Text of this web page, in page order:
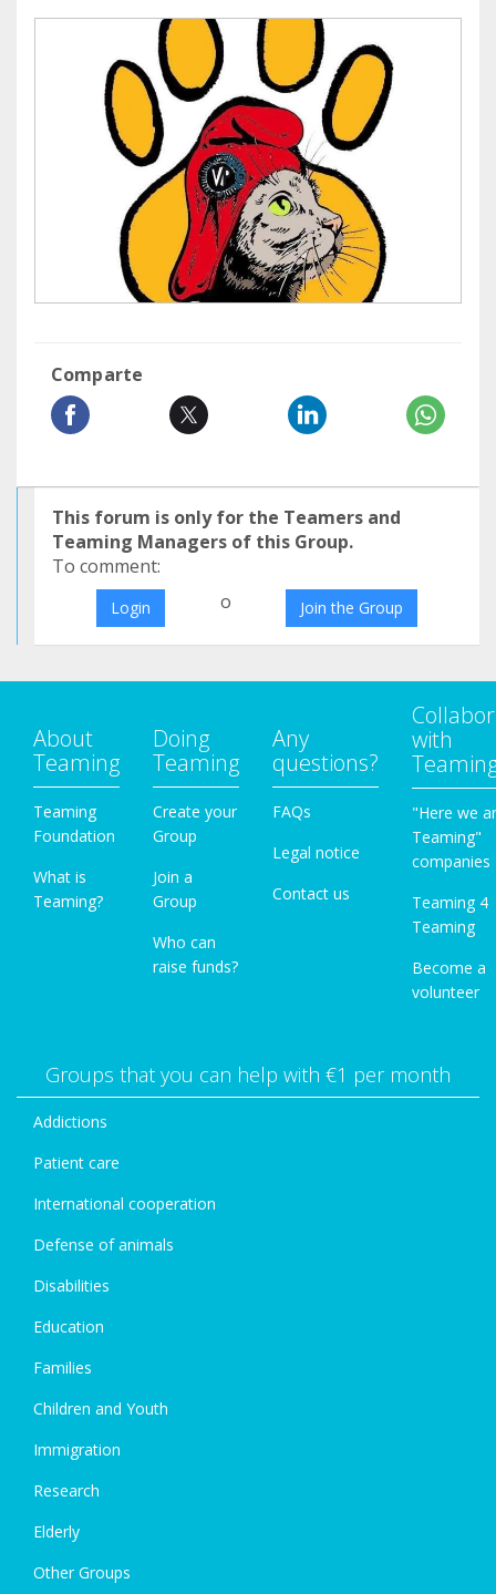
Comparte
This forum is only for the Teamers and
Teaming Managers of this Group.
To comment:
Login o Join the Group
About
Teaming
Teaming
Foundation
What is
Teaming?
Doing
Teaming
Create your
Group
Join a
Group
Who can
raise funds?
Any
questions?
FAQs
Legal notice
Contact us
with
"Here we
Teaming"
companies
Teaming 4
Teaming
Become a
volunteer
Groups that you can help with €1 per month
Addictions
Patient care
International cooperation
Defense of animals
Disabilities
Education
Families
Children and Youth
Immigration
Research
Elderly
Other Groups